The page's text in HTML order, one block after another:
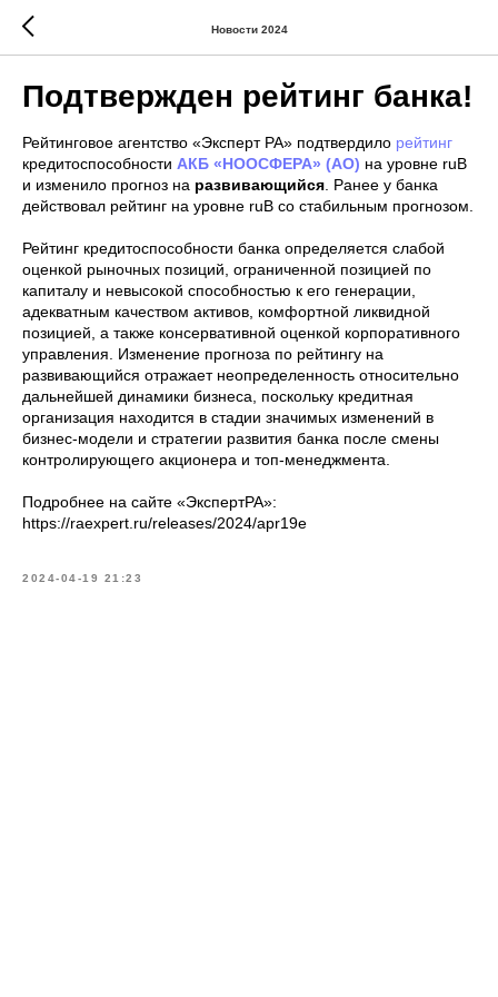
Новости 2024
Подтвержден рейтинг банка!
Рейтинговое агентство «Эксперт РА» подтвердило рейтинг
кредитоспособности АКБ «НООСФЕРА» (АО) на уровне ruB
и изменило прогноз на развивающийся . Ранее у банка
действовал рейтинг на уровне ruB со стабильным прогнозом.
Рейтинг кредитоспособности банка определяется слабой
оценкой рыночных позиций, ограниченной позицией по
капиталу и невысокой способностью к его генерации,
адекватным качеством активов, комфортной ликвидной
позицией, а также консервативной оценкой корпоративного
управления. Изменение прогноза по рейтингу на
развивающийся отражает неопределенность относительно
дальнейшей динамики бизнеса, поскольку кредитная
организация находится в стадии значимых изменений в
бизнес-модели и стратегии развития банка после смены
контролирующего акционера и топ-менеджмента.
Подробнее на сайте «ЭкспертРА»:
https://raexpert.ru/releases/2024/apr19e
2024-04-19 21:23